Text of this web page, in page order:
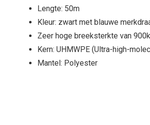
Lengte: 50m
Kleur: zwart met blauwe
Zeer hoge breeksterkte van
Kern: UHMWPE (Ultra-high-
Mantel: Polyester